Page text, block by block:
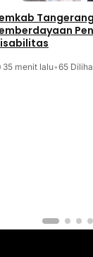
35 menit lalu•65